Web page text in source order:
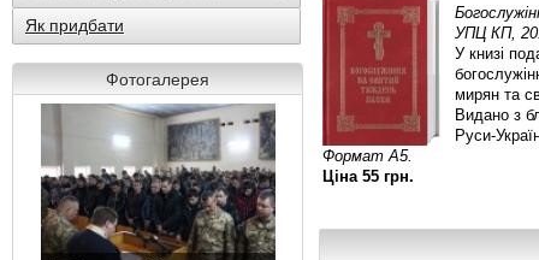
Як придбати
Фотогалерея
УПЦ КП,
У книзі
мирян та
Видано з
Руси-
Формат А5.
Ціна 55 грн.